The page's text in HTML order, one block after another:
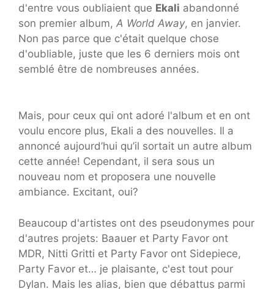
d'entre vous oubliaient que Ekali abandonné
son premier album, A World Away, en janvier.
Non pas parce que c'était quelque chose
d'oubliable, juste que les 6 derniers mois ont
semblé être de nombreuses années.
Mais, pour ceux qui ont adoré l'album et en ont
voulu encore plus, Ekali a des nouvelles. Il a
annoncé aujourd’hui qu’il sortait un autre album
cette année! Cependant, il sera sous un
nouveau nom et proposera une nouvelle
ambiance. Excitant, oui?
Beaucoup d'artistes ont des pseudonymes pour
d'autres projets: Baauer et Party Favor ont
MDR, Nitti Gritti et Party Favor ont Sidepiece,
Party Favor et… je plaisante, c'est tout pour
Dylan. Mais les alias, bien que débattus parmi